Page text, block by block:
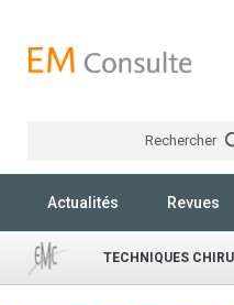
Rechercher
Actualités Revues
TECHNIQUES